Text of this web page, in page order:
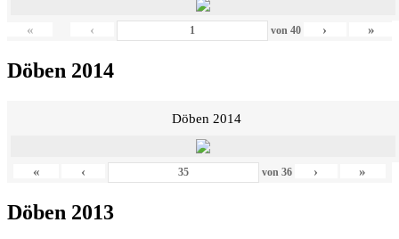
« ‹ von 40 › »
Döben 2014
Döben 2014
« ‹ von 36 › »
Döben 2013